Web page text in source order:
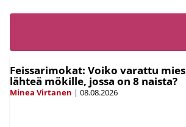
Feissarimokat: Voiko varattu mies
lähteä mökille, jossa on 8 naista?
Minea Virtanen | 08.08.2026